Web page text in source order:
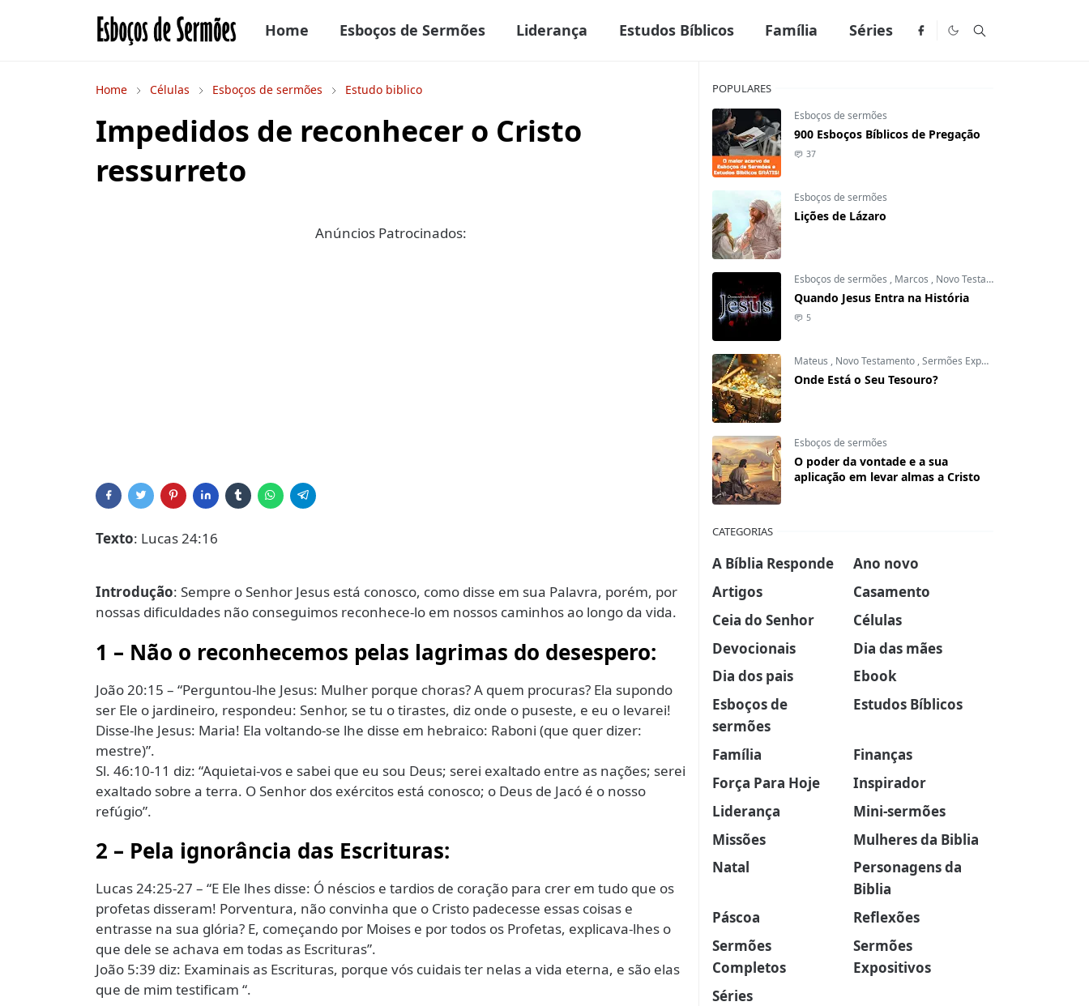
Home Esboços de Sermões Liderança Estudos Bíblicos Família Séries
Home Células Esboços de sermões Estudo biblico
Impedidos de reconhecer o Cristo
ressurreto
Anúncios Patrocinados:
Texto: Lucas 24:16
Introdução: Sempre o Senhor Jesus está conosco, como disse em sua Palavra, porém, por
nossas dificuldades não conseguimos reconhece-lo em nossos caminhos ao longo da vida.
1 – Não o reconhecemos pelas lagrimas do desespero:
João 20:15 – “Perguntou-lhe Jesus: Mulher porque choras? A quem procuras? Ela supondo
ser Ele o jardineiro, respondeu: Senhor, se tu o tirastes, diz onde o puseste, e eu o levarei!
Disse-lhe Jesus: Maria! Ela voltando-se lhe disse em hebraico: Raboni (que quer dizer:
mestre)”.
Sl. 46:10-11 diz: “Aquietai-vos e sabei que eu sou Deus; serei exaltado entre as nações; serei
exaltado sobre a terra. O Senhor dos exércitos está conosco; o Deus de Jacó é o nosso
refúgio”.
2 – Pela ignorância das Escrituras:
Lucas 24:25-27 – “E Ele lhes disse: Ó néscios e tardios de coração para crer em tudo que os
profetas disseram! Porventura, não convinha que o Cristo padecesse essas coisas e
entrasse na sua glória? E, começando por Moises e por todos os Profetas, explicava-lhes o
que dele se achava em todas as Escrituras”.
João 5:39 diz: Examinais as Escrituras, porque vós cuidais ter nelas a vida eterna, e são elas
que de mim testificam “.
POPULARES
Esboços de sermões
900 Esboços Bíblicos de Pregação
37
Esboços de sermões
Lições de Lázaro
Esboços de sermões , Marcos , Novo Testamento
Quando Jesus Entra na História
5
Mateus , Novo Testamento ,Sermões Expositivos
Onde Está o Seu Tesouro?
Esboços de sermões
O poder da vontade e a sua
aplicação em levar almas a Cristo
CATEGORIAS
A Bíblia Responde
Ano novo
Artigos
Casamento
Ceia do Senhor
Células
Devocionais
Dia das mães
Dia dos pais
Ebook
Esboços de
sermões
Estudos Bíblicos
Família
Finanças
Força Para Hoje
Inspirador
Liderança
Mini-sermões
Missões
Mulheres da Biblia
Natal
Personagens da
Biblia
Páscoa
Reflexões
Sermões
Completos
Sermões
Expositivos
Séries